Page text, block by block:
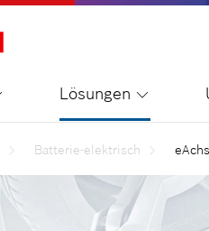
Lösungen
Batterie-elektrisch